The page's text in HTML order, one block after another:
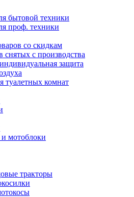
бытовой техники
проф. техники
со скидкам
снятых с производства
защита
туалетных комнат
мотоблоки
тракторы